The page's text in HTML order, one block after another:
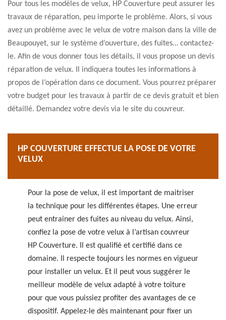
Pour tous les modèles de velux, HP Couverture peut assurer les
travaux de réparation, peu importe le problème. Alors, si vous
avez un problème avec le velux de votre maison dans la ville de
Beaupouyet, sur le système d’ouverture, des fuites… contactez-
le. Afin de vous donner tous les détails, il vous propose un devis
réparation de velux. Il indiquera toutes les informations à
propos de l’opération dans ce document. Vous pourrez préparer
votre budget pour les travaux à partir de ce devis gratuit et bien
détaillé. Demandez votre devis via le site du couvreur.
HP COUVERTURE EFFECTUE LA POSE DE VOTRE
VELUX
Pour la pose de velux, il est important de maitriser
la technique pour les différentes étapes. Une erreur
peut entrainer des fuites au niveau du velux. Ainsi,
confiez la pose de votre velux à l’artisan couvreur
HP Couverture. Il est qualifié et certifié dans ce
domaine. Il respecte toujours les normes en vigueur
pour installer un velux. Et il peut vous suggérer le
meilleur modèle de velux adapté à votre toiture
pour que vous puissiez profiter des avantages de ce
dispositif. Appelez-le dès maintenant pour fixer un